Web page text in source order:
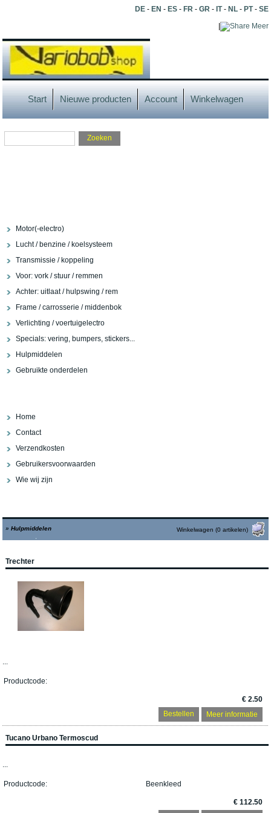
DE- EN - ES- FR- GR- IT- NL- PT- SE
Meer
Start Nieuwe producten Account Winkelwagen
Motor(-electro)
Lucht / benzine / koelsysteem
Transmissie / koppeling
Voor: vork / stuur / remmen
Achter: uitlaat / hulpswing / rem
Frame / carrosserie / middenbok
Verlichting / voertuigelectro
Specials: vering, bumpers, stickers...
Hulpmiddelen
Gebruikte onderdelen
Home
Contact
Verzendkosten
Gebruikersvoorwaarden
Wie wij zijn
»Hulpmiddelen Winkelwagen (0 artikelen)
Trechter
...
Productcode:
€ 2.50
Meer informatie
Tucano Urbano Termoscud
...
Productcode: Beenkleed
€ 112.50